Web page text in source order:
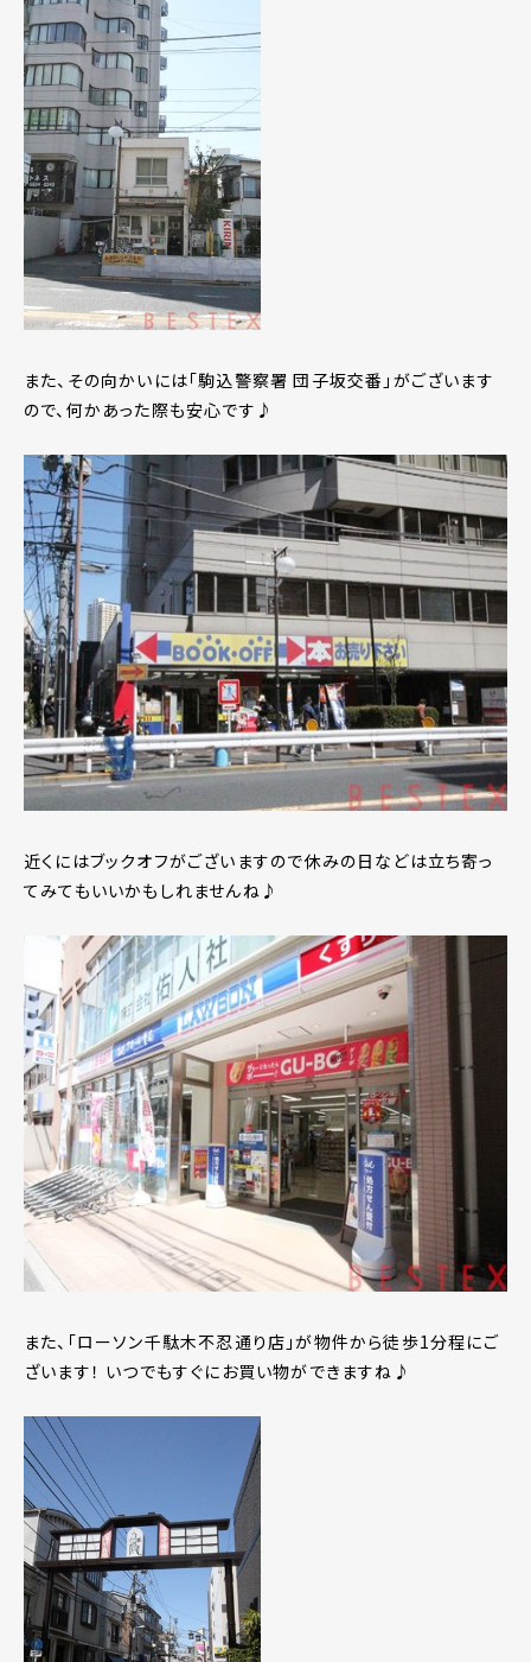
また、その向かいには「駒込警察署 団子坂交番」がございます
ので、何かあった際も安心です♪
近くにはブックオフがございますので休みの日などは立ち寄っ
てみてもいいかもしれませんね♪
また、「ローソン千駄木不忍通り店」が物件から徒歩1分程にご
ざいます！ いつでもすぐにお買い物ができますね♪